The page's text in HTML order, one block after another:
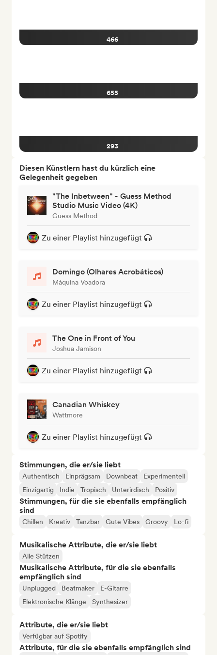
466
655
293
Diesen Künstlern hast du kürzlich eine
Gelegenheit gegeben
"The Inbetween" - Guess Method
Studio Music Video (4K)
Guess Method
Zu einer Playlist hinzugefügt
Domingo (Olhares Acrobáticos)
Máquina Voadora
Zu einer Playlist hinzugefügt
The One in Front of You
Joshua Jamison
Zu einer Playlist hinzugefügt
Canadian Whiskey
Wattmore
Zu einer Playlist hinzugefügt
Stimmungen, die er/sie liebt
Authentisch Einprägsam Downbeat
Experimentell
Einzigartig
Indie Tropisch Unterirdisch Positiv
Stimmungen, für die sie ebenfalls empfänglich
sind
Chillen Kreativ Tanzbar Gute Vibes Groovy Lo-fi
Musikalische Attribute, die er/sie liebt
Alle Stützen
Musikalische Attribute, für die sie ebenfalls
empfänglich sind
Unplugged Beatmaker
E-Gitarre
Elektronische Klänge
Synthesizer
Attribute, die er/sie liebt
Verfügbar auf Spotify
Attribute, für die sie ebenfalls empfänglich sind